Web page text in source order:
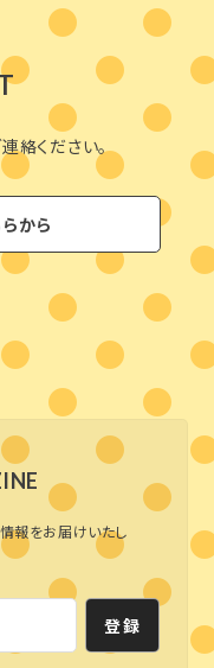
絡ください。
から
報をお届けいたし
登録